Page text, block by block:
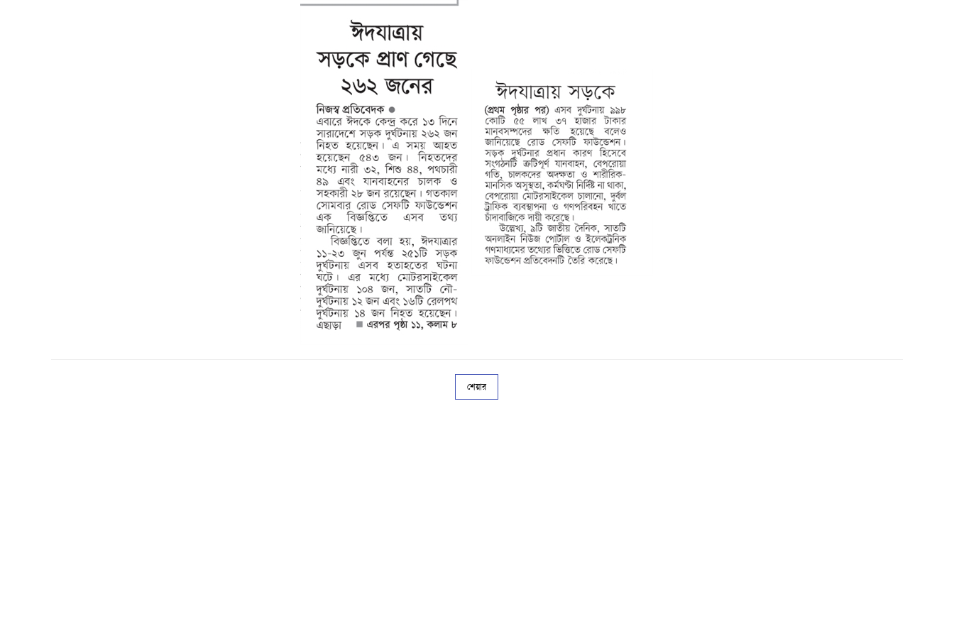
শেয়ার